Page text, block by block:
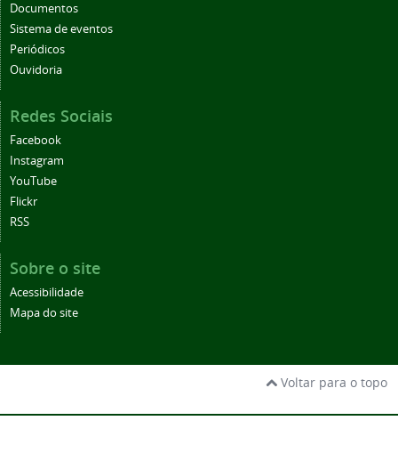
Documentos
Sistema de eventos
Periódicos
Ouvidoria
Redes Sociais
Facebook
Instagram
YouTube
Flickr
RSS
Sobre o site
Acessibilidade
Mapa do site
Voltar para o topo